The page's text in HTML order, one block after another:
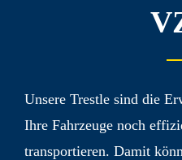
Unsere Trestle sind die
Ihre Fahr­zeuge noch
transpor­tieren. Damit